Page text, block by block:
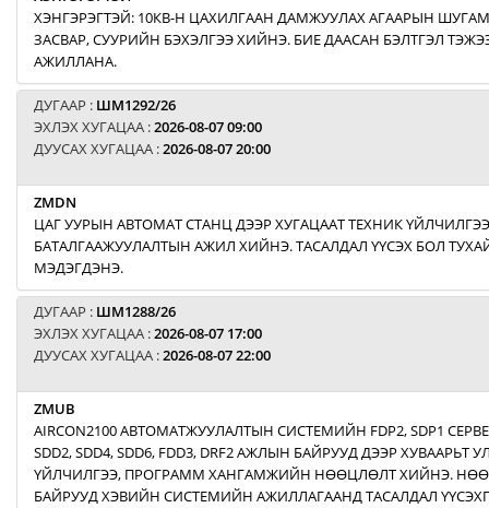
ХЭНГЭРЭГТЭЙ: 10КВ-Н ЦАХИЛГААН ДАМЖУУЛАХ АГААРЫН
ЗАСВАР, СУУРИЙН БЭХЭЛГЭЭ ХИЙНЭ. БИЕ ДААСАН БЭЛТГЭЛ
АЖИЛЛАНА.
ДУГААР : ШМ1292/26
ЭХЛЭХ ХУГАЦАА :2026-08-07 09:00
ДУУСАХ ХУГАЦАА :2026-08-07 20:00
ZMDN
ЦАГ УУРЫН АВТОМАТ СТАНЦ ДЭЭР ХУГАЦААТ ТЕХНИК
БАТАЛГААЖУУЛАЛТЫН АЖИЛ ХИЙНЭ. ТАСАЛДАЛ ҮҮСЭХ БОЛ
МЭДЭГДЭНЭ.
ДУГААР : ШМ1288/26
ЭХЛЭХ ХУГАЦАА :2026-08-07 17:00
ДУУСАХ ХУГАЦАА :2026-08-07 22:00
ZMUB
AIRCON2100 АВТОМАТЖУУЛАЛТЫН СИСТЕМИЙН FDP2, SDP1
SDD2, SDD4, SDD6, FDD3, DRF2 АЖЛЫН БАЙРУУД ДЭЭР
ҮЙЛЧИЛГЭЭ, ПРОГРАММ ХАНГАМЖИЙН НӨӨЦЛӨЛТ ХИЙНЭ.
БАЙРУУД ХЭВИЙН СИСТЕМИЙН АЖИЛЛАГААНД ТАСАЛДАЛ